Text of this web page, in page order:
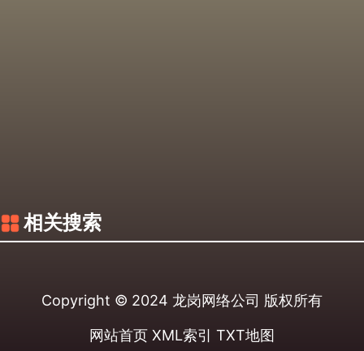
相关搜索
Copyright © 2024 龙岗网络公司 版权所有
网站首页 XML索引 TXT地图